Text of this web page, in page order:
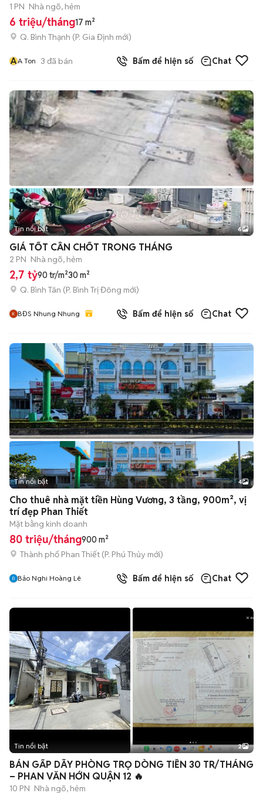
1 PN Nhà ngõ, hẻm
6 triệu/tháng17 m²
Q. Bình Thạnh (P. Gia Định mới)
AA Ton 3 đã bán Bấm để hiện số Chat
+2
Tin nổi bật 6
GIÁ TỐT CẦN CHỐT TRONG THÁNG
2 PN Nhà ngõ, hẻm
2,7 tỷ90 tr/m²30 m²
Q. Bình Tân (P. Bình Trị Đông mới)
BĐS Nhung Nhung Bấm để hiện số Chat
Tin nổi bật 4
Cho thuê nhà mặt tiền Hùng Vương, 3 tầng, 900m², vị
trí đẹp Phan Thiết
Mặt bằng kinh doanh
80 triệu/tháng900 m²
Thành phố Phan Thiết (P. Phú Thủy mới)
Bảo Nghi Hoàng Lê Bấm để hiện số Chat
Tin nổi bật 2
BÁN GẤP DÃY PHÒNG TRỌ DÒNG TIỀN 30 TR/THÁNG
– PHAN VĂN HỚN QUẬN 12 🔥
10 PN Nhà ngõ, hẻm